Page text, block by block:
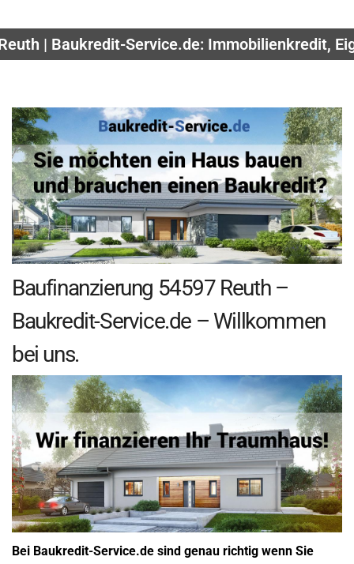
| Baukredit-Service.de: Immobilienkredit,
Baufinanzierung 54597 Reuth –
Baukredit-Service.de – Willkommen
bei uns.
Bei Baukredit-Service.de sind genau richtig wenn Sie